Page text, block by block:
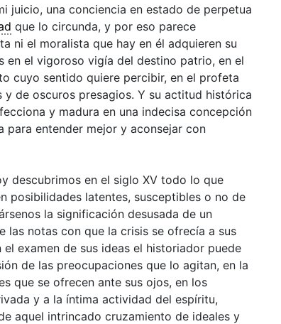
juicio, una conciencia en estado de perpetua
que lo circunda, y por eso parece
ni el moralista que hay en él adquieren su
en el vigoroso vigía del destino patrio, en el
cuyo sentido quiere percibir, en el profeta
y de oscuros presagios. Y su actitud histórica
y madura en una indecisa concepción
para entender mejor y aconsejar con
descubrimos en el siglo XV todo lo que
posibilidades latentes, susceptibles o no de
la significación desusada de un
las notas con que la crisis se ofrecía a sus
examen de sus ideas el historiador puede
de las preocupaciones que lo agitan, en la
que se ofrecen ante sus ojos, en los
y a la íntima actividad del espíritu,
aquel intrincado cruzamiento de ideales y